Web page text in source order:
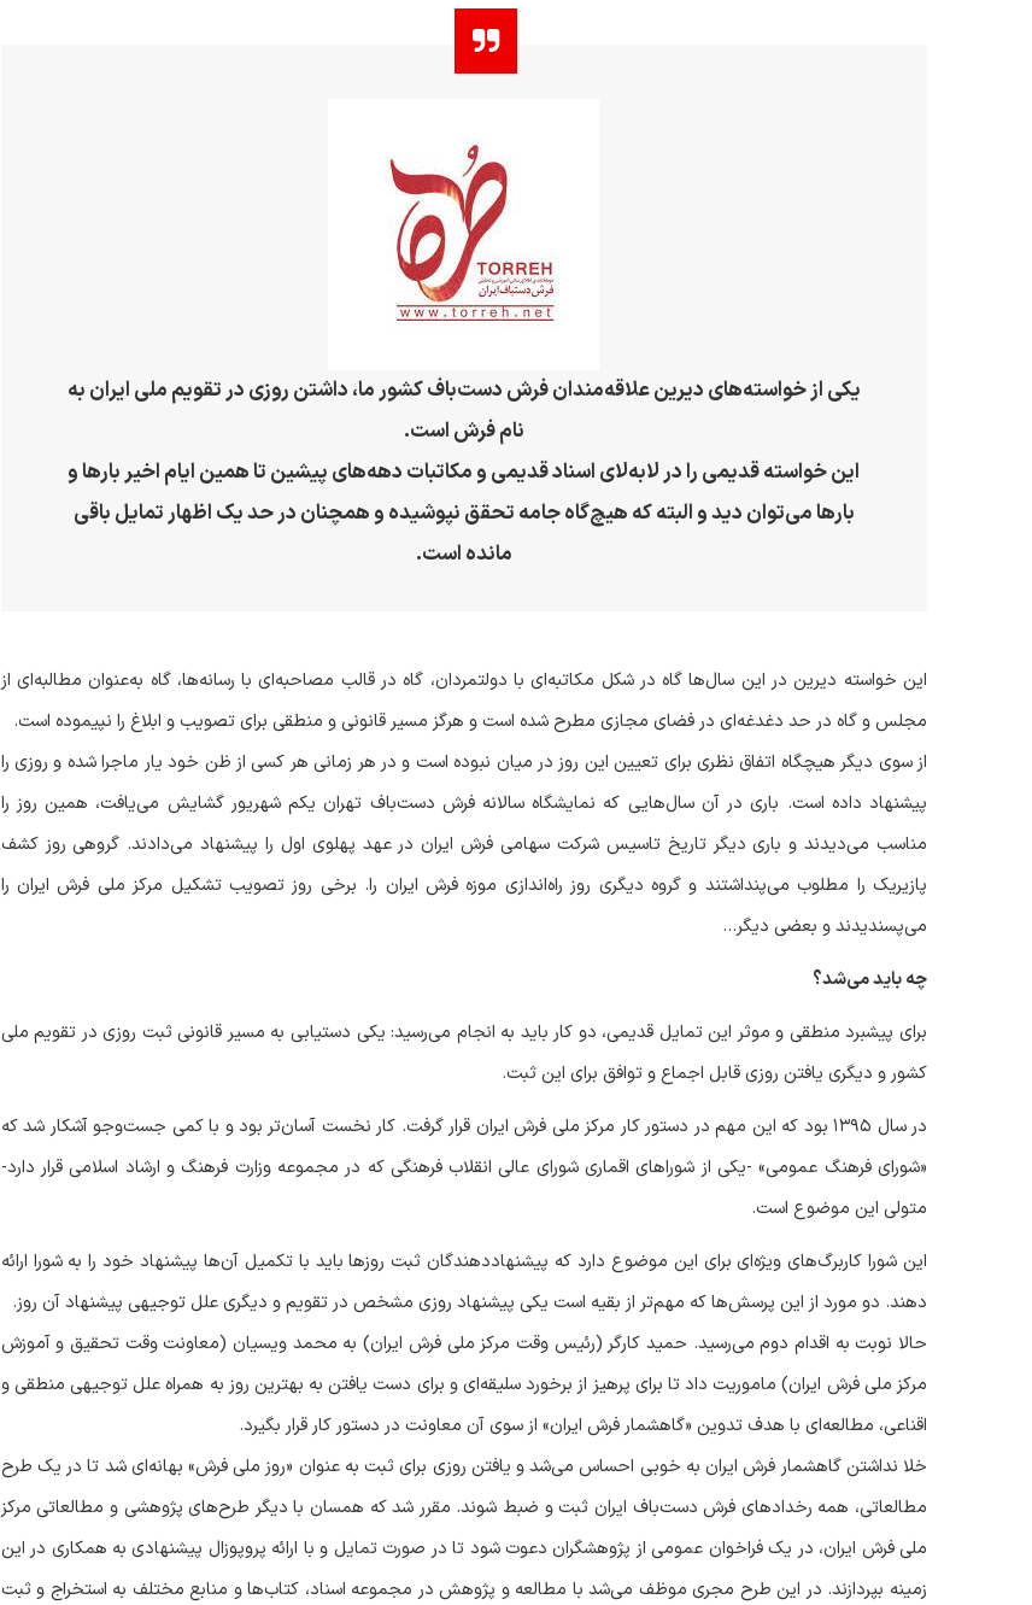
یکی از خواسته‌های دیرین علاقه‌مندان فرش دست‌باف کشور ما، داشتن روزی در تقویم ملی ایران به
نام فرش است.
این خواسته قدیمی را در لابه‌لای اسناد قدیمی و مکاتبات دهه‌های پیشین تا همین ایام اخیر بارها و
بارها می‌توان دید و البته که هیچ‌گاه جامه تحقق نپوشیده و همچنان در حد یک اظهار تمایل باقی
مانده است.
این خواسته دیرین در این سال‌ها گاه در شکل مکاتبه‌ای با دولتمردان، گاه در قالب مصاحبه‌ای با رسانه‌ها، گاه به‌عنوان مطالبه‌ای از
مجلس و گاه در حد دغدغه‌ای در فضای مجازی مطرح شده است و هرگز مسیر قانونی و منطقی برای تصویب و ابلاغ را نپیموده است.
از سوی دیگر هیچگاه اتفاق نظری برای تعیین این روز در میان نبوده است و در هر زمانی هر کسی از ظن خود یار ماجرا شده و روزی را
پیشنهاد داده است. باری در آن سال‌هایی که نمایشگاه سالانه فرش دست‌باف تهران یکم شهریور گشایش می‌یافت، همین روز را
مناسب می‌دیدند و باری دیگر تاریخ تاسیس شرکت سهامی فرش ایران در عهد پهلوی اول را پیشنهاد می‌دادند. گروهی روز کشف
پازیریک را مطلوب می‌پنداشتند و گروه دیگری روز راه‌اندازی موزه فرش ایران را. برخی روز تصویب تشکیل مرکز ملی فرش ایران را
می‌پسندیدند و بعضی دیگر…
چه باید می‌شد؟
برای پیشبرد منطقی و موثر این تمایل قدیمی، دو کار باید به انجام می‌رسید: یکی دستیابی به مسیر قانونی ثبت روزی در تقویم ملی
کشور و دیگری یافتن روزی قابل اجماع و توافق برای این ثبت.
در سال ۱۳۹۵بود که این مهم در دستور کار مرکز ملی فرش ایران قرار گرفت. کار نخست آسان‌تر بود و با کمی جست‌وجو آشکار شد که
«شورای فرهنگ عمومی» -یکی از شوراهای اقماری شورای عالی انقلاب فرهنگی که در مجموعه وزارت فرهنگ و ارشاد اسلامی قرار دارد-
متولی این موضوع است.
این شورا کاربرگ‌های ویژه‌ای برای این موضوع دارد که پیشنهاددهندگان ثبت روزها باید با تکمیل آن‌ها پیشنهاد خود را به شورا ارائه
دهند. دو مورد از این پرسش‌ها که مهم‌تر از بقیه است یکی پیشنهاد روزی مشخص در تقویم و دیگری علل توجیهی پیشنهاد آن روز.
حالا نوبت به اقدام دوم می‌رسید. حمید کارگر (رئیس وقت مرکز ملی فرش ایران) به محمد ویسیان (معاونت وقت تحقیق و آموزش
مرکز ملی فرش ایران) ماموریت داد تا برای پرهیز از برخورد سلیقه‌ای و برای دست یافتن به بهترین روز به همراه علل توجیهی منطقی و
اقناعی، مطالعه‌ای با هدف تدوین «گاهشمار فرش ایران» از سوی آن معاونت در دستور کار قرار بگیرد.
خلا نداشتن گاهشمار فرش ایران به خوبی احساس می‌شد و یافتن روزی برای ثبت به عنوان «روز ملی فرش» بهانه‌ای شد تا در یک طرح
مطالعاتی، همه رخدادهای فرش دست‌باف ایران ثبت و ضبط شوند. مقرر شد که همسان با دیگر طرح‌های پژوهشی و مطالعاتی مرکز
ملی فرش ایران، در یک فراخوان عمومی از پژوهشگران دعوت شود تا در صورت تمایل و با ارائه پروپوزال پیشنهادی به همکاری در این
زمینه بپردازند. در این طرح مجری موظف می‌شد با مطالعه و پژوهش در مجموعه اسناد، کتاب‌ها و منابع مختلف به استخراج و ثبت